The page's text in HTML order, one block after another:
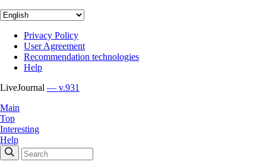
Privacy Policy
User Agreement
Recommendation technologies
Help
LiveJournal — v.931
Main
Top
Interesting
Help